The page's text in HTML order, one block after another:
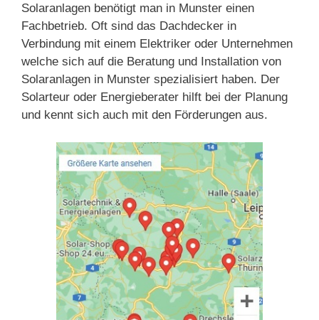
Solaranlagen benötigt man in Munster einen
Fachbetrieb. Oft sind das Dachdecker in
Verbindung mit einem Elektriker oder Unternehmen
welche sich auf die Beratung und Installation von
Solaranlagen in Munster spezialisiert haben. Der
Solarteur oder Energieberater hilft bei der Planung
und kennt sich auch mit den Förderungen aus.